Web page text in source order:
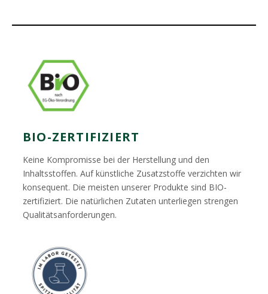
BIO-ZERTIFIZIERT
Keine Kompromisse bei der Herstellung und den
Inhaltsstoffen. Auf künstliche Zusatzstoffe verzichten wir
konsequent. Die meisten unserer Produkte sind BIO-
zertifiziert. Die natürlichen Zutaten unterliegen strengen
Qualitätsanforderungen.